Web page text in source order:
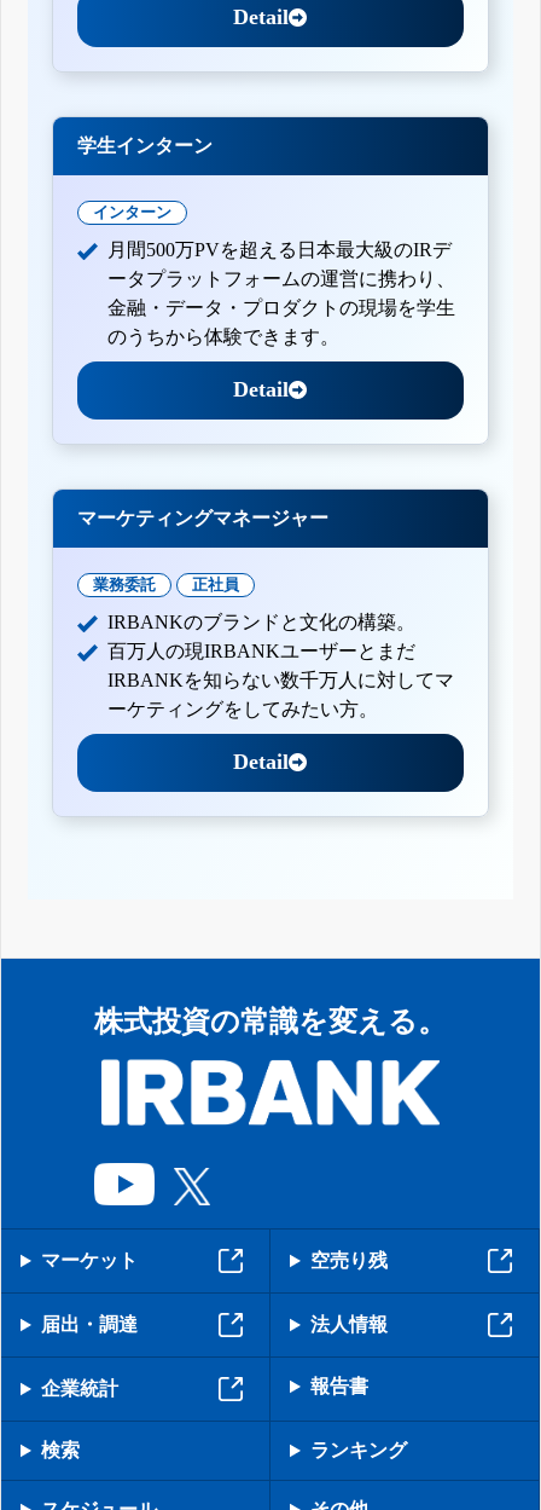
Detail
学生インターン
インターン
月間500万PVを超える日本最大級のIRデ
ータプラットフォームの運営に携わり、
金融・データ・プロダクトの現場を学生
のうちから体験できます。
Detail
マーケティングマネージャー
業務委託 正社員
IRBANKのブランドと文化の構築。
百万人の現IRBANKユーザーとまだ
IRBANKを知らない数千万人に対してマ
ーケティングをしてみたい方。
Detail
株式投資の常識を変える。
マーケット 空売り残
届出・調達 法人情報
企業統計 報告書
検索 ランキング